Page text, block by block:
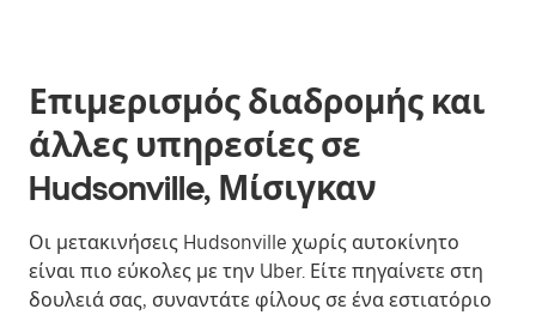
Επιμερισμός διαδρομής και
άλλες υπηρεσίες σε
Hudsonville, Μίσιγκαν
Οι μετακινήσεις Hudsonville χωρίς αυτοκίνητο
είναι πιο εύκολες με την Uber. Είτε πηγαίνετε στη
δουλειά σας, συναντάτε φίλους σε ένα εστιατόριο